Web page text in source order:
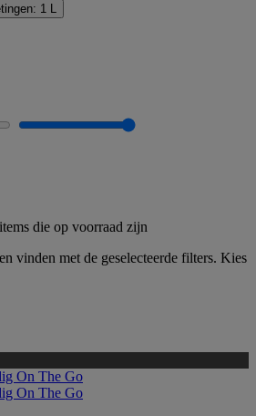
1 L
die op voorraad zijn
vinden met de geselecteerde filters. Kies